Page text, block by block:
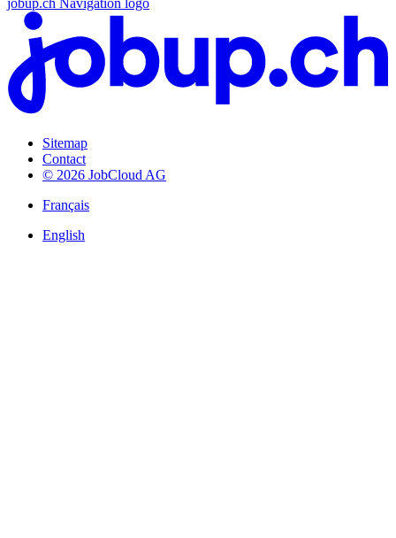
Sitemap
Contact
© 2026 JobCloud AG
Français
English